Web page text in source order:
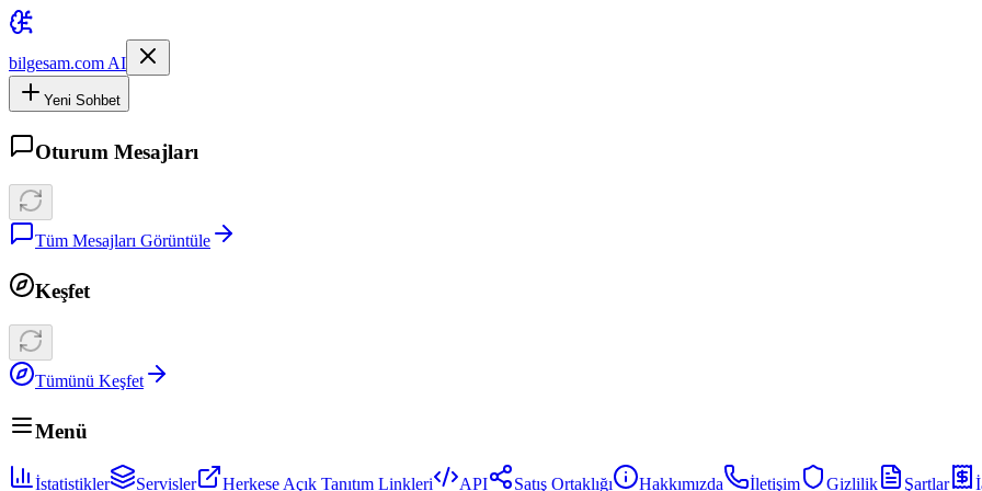
bilgesam.com AI
Yeni Sohbet
Oturum Mesajları
Tüm Mesajları Görüntüle
Keşfet
Tümünü Keşfet
Menü
İstatistikler Servisler Herkese Açık Tanıtım Linkleri API Satış Ortaklığı Hakkımızda İletişim Gizlilik Şartlar